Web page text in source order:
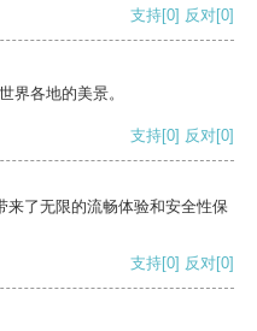
支持[0] 反对[0]
界各地的美景。
支持[0] 反对[0]
来了无限的流畅体验和安全性保
支持[0] 反对[0]